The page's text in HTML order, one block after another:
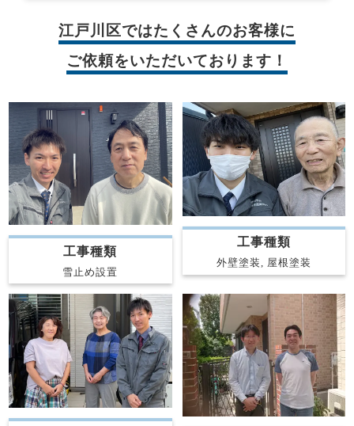
江戸川区ではたくさんのお客様に
ご依頼をいただいております！
工事種類
雪止め設置
工事種類
外壁塗装, 屋根塗装